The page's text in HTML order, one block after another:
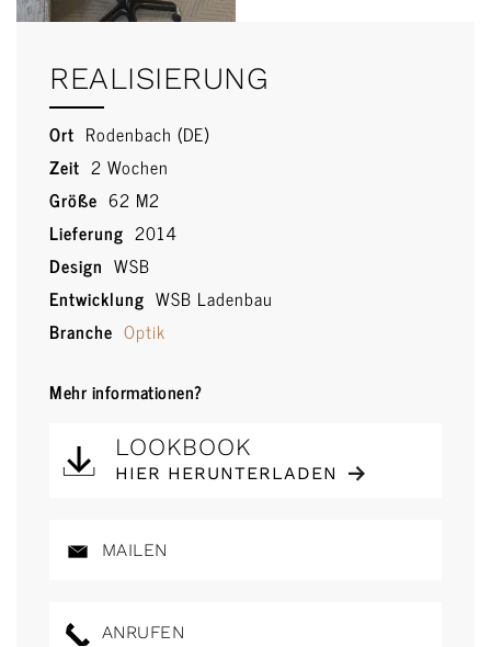
REALISIERUNG
Ort Rodenbach (DE)
Zeit 2 Wochen
Größe 62 M2
Lieferung 2014
Design WSB
Entwicklung WSB Ladenbau
Branche Optik
Mehr informationen?
LOOKBOOK
HIER HERUNTERLADEN
MAILEN
ANRUFEN